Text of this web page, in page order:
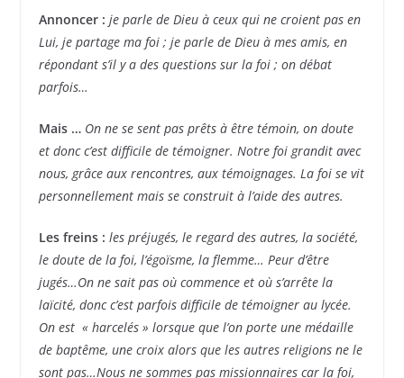
Annoncer : je parle de Dieu à ceux qui ne croient pas en
Lui, je partage ma foi ; je parle de Dieu à mes amis, en
répondant s’il y a des questions sur la foi ; on débat
parfois…
Mais … On ne se sent pas prêts à être témoin, on doute
et donc c’est difficile de témoigner. Notre foi grandit avec
nous, grâce aux rencontres, aux témoignages. La foi se vit
personnellement mais se construit à l’aide des autres.
Les freins : les préjugés, le regard des autres, la société,
le doute de la foi, l’égoïsme, la flemme… Peur d’être
jugés…On ne sait pas où commence et où s’arrête la
laïcité, donc c’est parfois difficile de témoigner au lycée.
On est « harcelés » lorsque que l’on porte une médaille
de baptême, une croix alors que les autres religions ne le
sont pas…Nous ne sommes pas missionnaires car la foi,